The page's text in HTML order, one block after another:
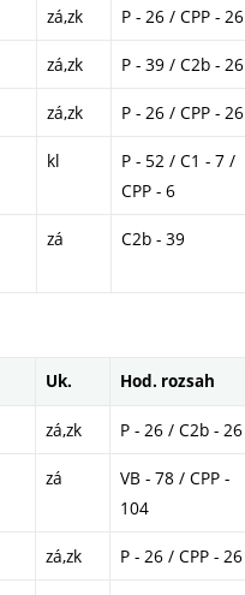
zá,zk P - 26 / CPP - 26
zá,zk P - 39 / C2b - 26
zá,zk P - 26 / CPP - 26
kl
P - 52 / C1 - 7 /
CPP - 6
zá C2b - 39
Uk. Hod. rozsah
zá,zk P - 26 / C2b - 26
zá
VB - 78 / CPP -
104
zá,zk P - 26 / CPP - 26